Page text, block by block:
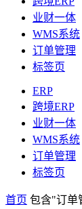
业财一体
WMS系统
订单管理
标签页
ERP
跨境ERP
业财一体
WMS系统
订单管理
标签页
首页 包含"订单